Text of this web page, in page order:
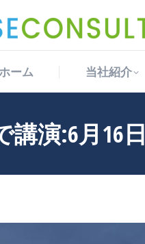
ーム 当社紹介
講演:6月16日
ーム 当社紹介